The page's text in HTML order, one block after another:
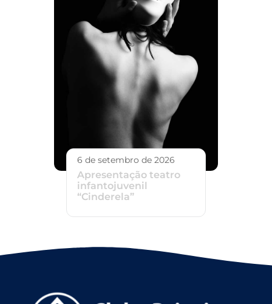
6 de setembro de 2026
Apresentação teatro
infantojuvenil
“Cinderela”